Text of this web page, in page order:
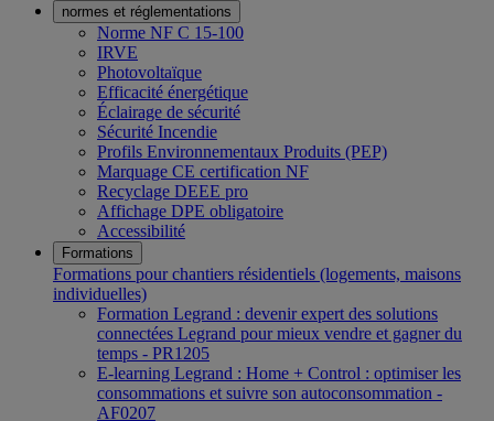
normes et réglementations
Norme NF C 15-100
IRVE
Photovoltaïque
Efficacité énergétique
Éclairage de sécurité
Sécurité Incendie
Profils Environnementaux Produits (PEP)
Marquage CE certification NF
Recyclage DEEE pro
Affichage DPE obligatoire
Accessibilité
Formations
Formations pour chantiers résidentiels (logements, maisons
individuelles)
Formation Legrand : devenir expert des solutions
connectées Legrand pour mieux vendre et gagner du
temps - PR1205
E-learning Legrand : Home + Control : optimiser les
consommations et suivre son autoconsommation -
AF0207